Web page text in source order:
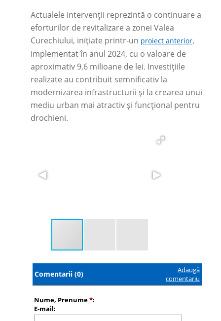
Actualele intervenții reprezintă o continuare a
eforturilor de revitalizare a zonei Valea
Curechiului, inițiate printr-un proiect anterior,
implementat în anul 2024, cu o valoare de
aproximativ 9,6 milioane de lei. Investițiile
realizate au contribuit semnificativ la
modernizarea infrastructurii și la crearea unui
mediu urban mai atractiv și funcțional pentru
drochieni.
Comentarii (0)
Adaugă
comentariu
Nume, Prenume*:
E-mail: